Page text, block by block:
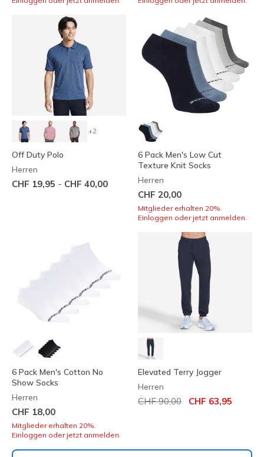
+2
Off Duty Polo
Herren
CHF 19,95 - CHF 40,00
6 Pack Men's Low Cut
Texture Knit Socks
Herren
CHF 20,00
Mitglieder erhalten 20%.
Einloggen oder jetzt anmelden.
6 Pack Men's Cotton No
Show Socks
Herren
CHF 18,00
Mitglieder erhalten 20%.
Einloggen oder jetzt anmelden.
Elevated Terry Jogger
Herren
Reduziert von
CHF 90,00 auf
CHF 63,95